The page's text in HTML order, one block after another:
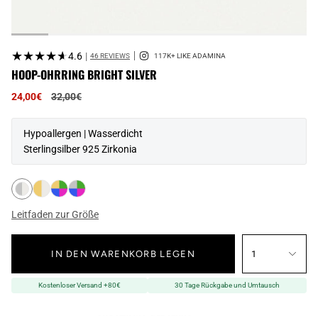
★★★★★
★★★★★4.6 | 46 REVIEWS
HOOP-OHRRING BRIGHT SILVER
24,00€
Regulärer
32,00€
Hypoallergen | Wasserdicht
Sterlingsilber 925 Zirkonia
Leitfaden zur Größe
1
IN DEN WARENKORB LEGEN
Kostenloser Versand +80€ 30 Tage Rückgabe und Umtausch